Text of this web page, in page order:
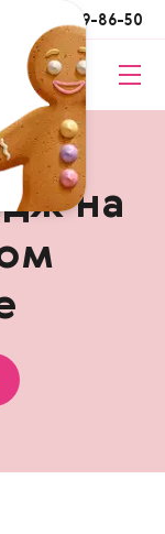
+7 (495) 649-86-50
на